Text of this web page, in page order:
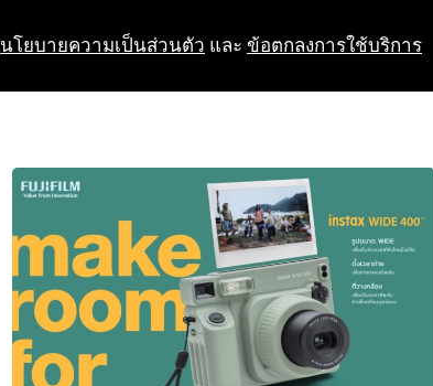
นโยบายความเป็นส่วนตัว และ ข้อตกลงการใช้บริการ